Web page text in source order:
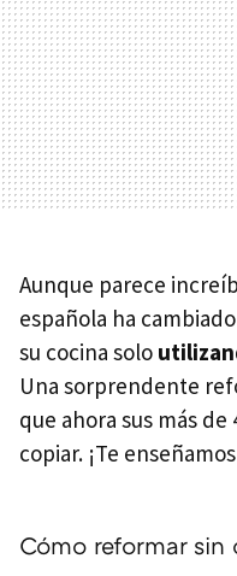
Aunque parece
española ha
su cocina solo
Una sorprendente
que ahora sus más
copiar. ¡Te
Cómo reformar sin